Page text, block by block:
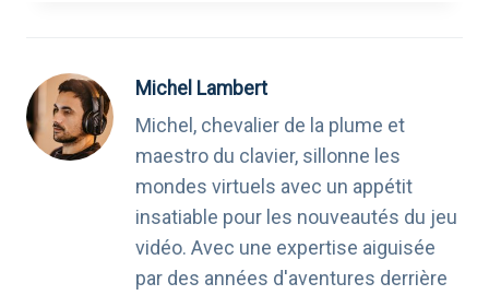
Michel Lambert
Michel, chevalier de la plume et
maestro du clavier, sillonne les
mondes virtuels avec un appétit
insatiable pour les nouveautés du jeu
vidéo. Avec une expertise aiguisée
par des années d'aventures derrière